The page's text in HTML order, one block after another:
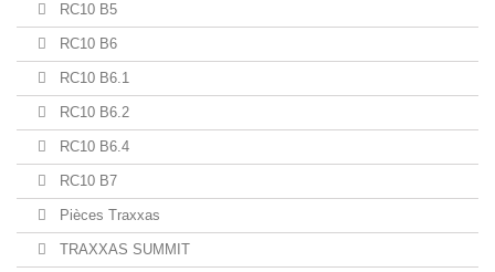
RC10 B5
RC10 B6
RC10 B6.1
RC10 B6.2
RC10 B6.4
RC10 B7
Pièces Traxxas
TRAXXAS SUMMIT